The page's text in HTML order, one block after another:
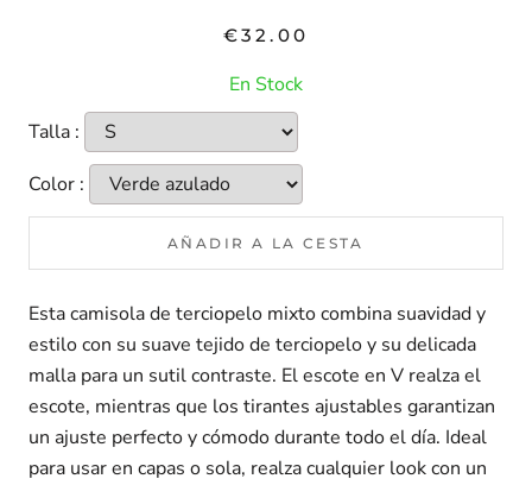
€32.00
En Stock
Talla :
Color :
AÑADIR A LA CESTA
Esta camisola de terciopelo mixto combina suavidad y
estilo con su suave tejido de terciopelo y su delicada
malla para un sutil contraste. El escote en V realza el
escote, mientras que los tirantes ajustables garantizan
un ajuste perfecto y cómodo durante todo el día. Ideal
para usar en capas o sola, realza cualquier look con un